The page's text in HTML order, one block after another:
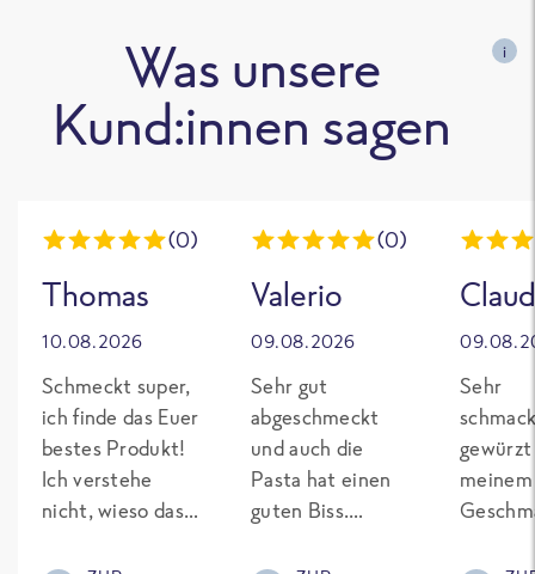
Was unsere
Kund:innen sagen
i
(0)
Thomas
10.08.2026
Schmeckt super,
ich finde das Euer
bestes Produkt!
Ich verstehe
nicht, wieso das
(0)
Valerio
09.08.2026
Sehr gut
abgeschmeckt
und auch die
Pasta hat einen
guten Biss.
Sehr
meinem